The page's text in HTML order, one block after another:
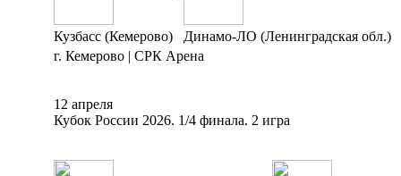
Кузбасс (Кемерово)
Динамо-ЛО (Ленинградская обл.)
г. Кемерово | СРК Арена
12 апреля
Кубок России 2026. 1/4 финала. 2 игра